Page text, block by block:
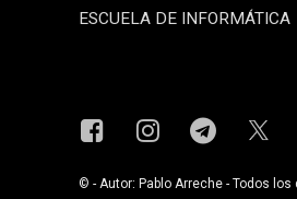
ESCUELA DE INFORMÁTICA
FacebookInstagram
© - Autor: Pablo Arreche - Todos